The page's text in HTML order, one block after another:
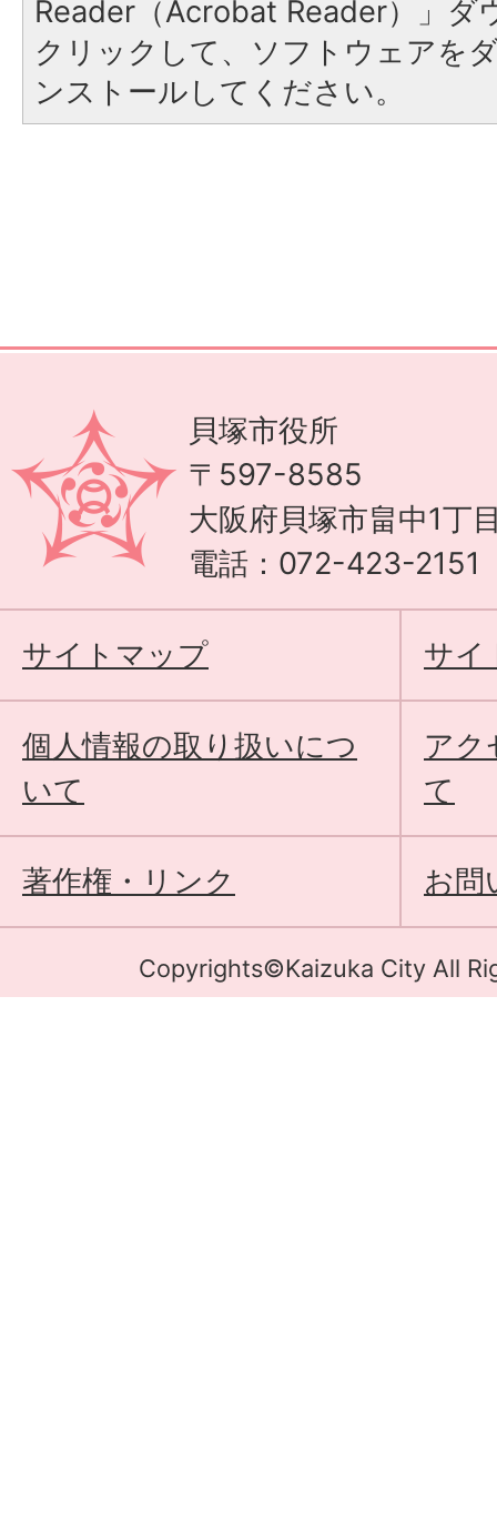
Reader（Acrobat Reader）」ダ
クリックして、ソフトウェアを
ンストールしてください。
貝塚市役所
〒597-8585
大阪府貝塚市畠中1丁
電話：072-423-2151
サイトマップ サイ
個人情報の取り扱いにつ
いて
アク
て
著作権・リンク お問
Copyrights©Kaizuka City All